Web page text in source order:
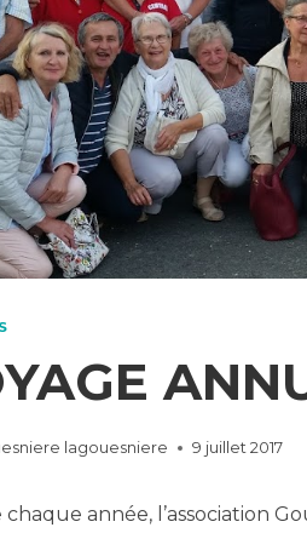
lagouesniere 9 juillet 2017
chaque année, l’association